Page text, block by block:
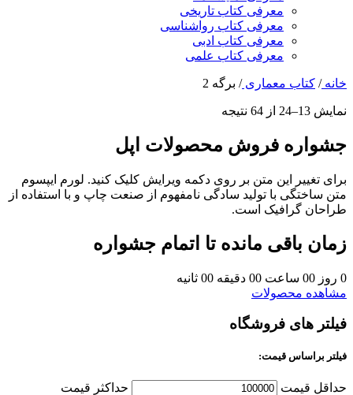
معرفی کتاب تاریخی
معرفی کتاب رواشناسی
معرفی کتاب ادبی
معرفی کتاب علمی
خانه/ کتاب معماری/ برگه 2
نمایش 13–24 از 64 نتیجه
جشواره فروش محصولات اپل
برای تغییر این متن بر روی دکمه ویرایش کلیک کنید. لورم ایپسوم
متن ساختگی با تولید سادگی نامفهوم از صنعت چاپ و با استفاده از
طراحان گرافیک است.
زمان باقی مانده تا اتمام جشواره
0 روز 00 ساعت 00 دقیقه 00 ثانیه
مشاهده محصولات
فیلتر های فروشگاه
فیلتر براساس قیمت:
حداقل قیمت حداکثر قیمت